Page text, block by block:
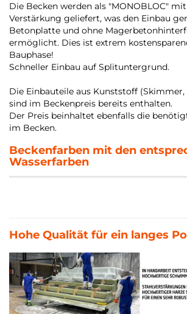
Die Becken werden als "MONOBLOC"
Verstärkung geliefert, was den Einbau
Betonplatte und ohne
ermöglicht. Dies ist extrem
Bauphase!
Schneller Einbau auf Splituntergrund.
Die Einbauteile aus Kunststoff (Skimmer,
sind im Beckenpreis bereits enthalten.
Der Preis beinhaltet ebenfalls die
im Becken.
Beckenfarben mit den
Wasserfarben
Hohe Qualität für ein langes